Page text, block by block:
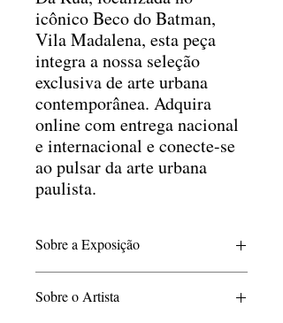
icônico Beco do Batman,
Vila Madalena, esta peça
integra a nossa seleção
exclusiva de arte urbana
contemporânea. Adquira
online com entrega nacional
e internacional e conecte-se
ao pulsar da arte urbana
paulista.
Sobre a Exposição
artistas Simone Siss e Katia Lombardo,
Sobre o Artista